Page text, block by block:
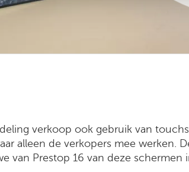
verkoop ook gebruik van
alleen de verkopers mee werken.
van Prestop 16 van deze schermen